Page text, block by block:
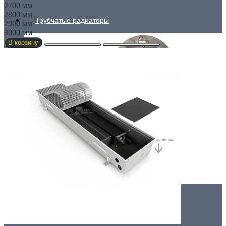
Трубчатые радиаторы
ДЛЯ ГОСТИНОЙ
2700 мм
2800 мм
2900 мм
3000 мм
В корзину